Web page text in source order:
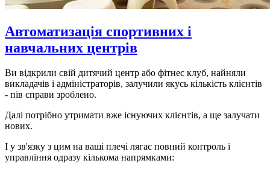
Автоматизація спортивних і
навчальних центрів
Ви відкрили свій дитячий центр або фітнес клуб, найняли
викладачів і адміністраторів, залучили якусь кількість клієнтів
- пів справи зроблено.
Далі потрібно утримати вже існуючих клієнтів, а ще залучати
нових.
І у зв'язку з цим на ваші плечі лягає повний контроль і
управління одразу кількома напрямками: